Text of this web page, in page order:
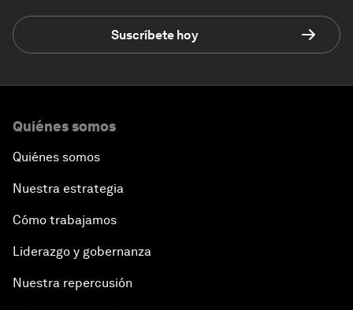
Suscríbete hoy
Quiénes somos
Quiénes somos
Nuestra estrategia
Cómo trabajamos
Liderazgo y gobernanza
Nuestra repercusión